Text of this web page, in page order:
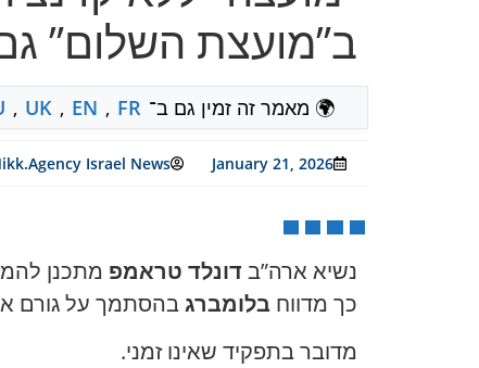
ב”מועצת השלום”
🌍 מאמר זה זמין גם ב־ , UK , EN , FR
January 21, 2026
Israel News
נשיא ארה”ב דונלד טראמפ מתכנן
כך מדווח בלומברגבהסתמך על גורם
מדובר בתפקיד שאינו זמני.